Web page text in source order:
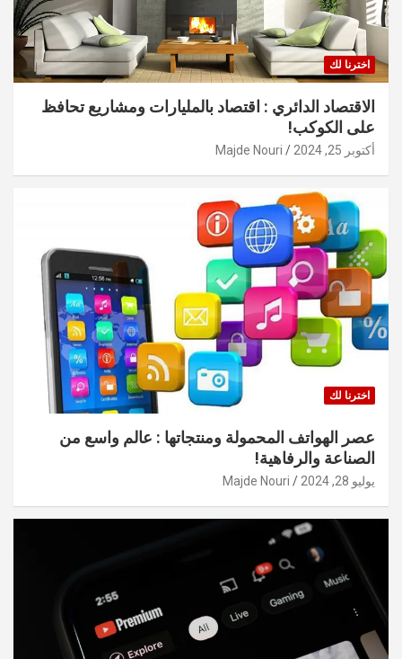
اخترنا لك
الاقتصاد الدائري : اقتصاد بالمليارات ومشاريع تحافظ
على الكوكب!
أكتوبر 25, 2024 Majde Nouri
اخترنا لك
عصر الهواتف المحمولة ومنتجاتها : عالم واسع من
الصناعة والرفاهية!
يوليو 28, 2024 Majde Nouri